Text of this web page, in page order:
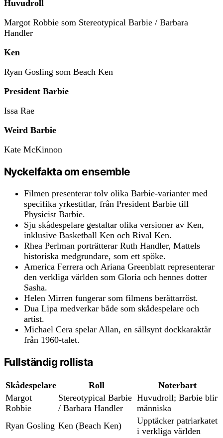
Huvudroll
Margot Robbie som Stereotypical Barbie / Barbara
Handler
Ken
Ryan Gosling som Beach Ken
President Barbie
Issa Rae
Weird Barbie
Kate McKinnon
Nyckelfakta om ensemble
Filmen presenterar tolv olika Barbie-varianter med
specifika yrkestitlar, från President Barbie till
Physicist Barbie.
Sju skådespelare gestaltar olika versioner av Ken,
inklusive Basketball Ken och Rival Ken.
Rhea Perlman porträtterar Ruth Handler, Mattels
historiska medgrundare, som ett spöke.
America Ferrera och Ariana Greenblatt representerar
den verkliga världen som Gloria och hennes dotter
Sasha.
Helen Mirren fungerar som filmens berättarröst.
Dua Lipa medverkar både som skådespelare och
artist.
Michael Cera spelar Allan, en sällsynt dockkaraktär
från 1960-talet.
Fullständig rollista
Skådespelare Roll
Noterbart
Margot
Robbie
Stereotypical Barbie
/ Barbara Handler
Huvudroll; Barbie blir
människa
Ryan Gosling Ken (Beach Ken)
Upptäcker patriarkatet
i verkliga världen